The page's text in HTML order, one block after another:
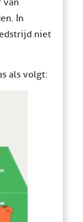
van
In
niet
als volgt: